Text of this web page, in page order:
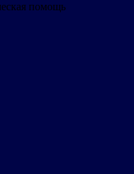
помощь